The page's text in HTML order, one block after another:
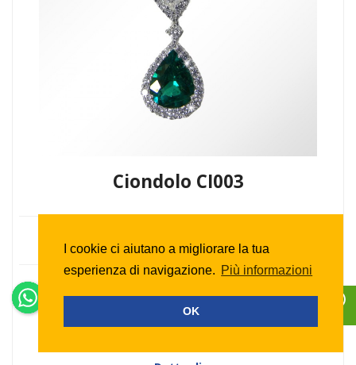
I cookie ci aiutano a migliorare la tua
esperienza di navigazione. Più informazioni
OK
Ciondolo CI003
PREZZO SU RICHIESTA
DA ORDINARE